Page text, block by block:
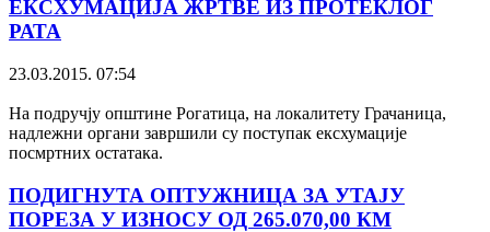
ЕКСХУМАЦИЈА ЖРТВЕ ИЗ ПРОТЕКЛОГ
РАТА
23.03.2015. 07:54
На подручју општине Рогатица, на локалитету Грачаница,
надлежни органи завршили су поступак ексхумације
посмртних остатака.
ПОДИГНУТА ОПТУЖНИЦА ЗА УТАЈУ
ПОРЕЗА У ИЗНОСУ ОД 265.070,00 КМ